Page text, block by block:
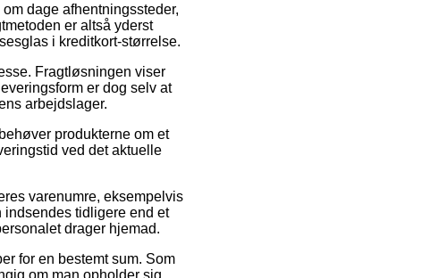
dage afhentningssteder,
er altså yderst
i kreditkort-størrelse.
Fragtløsningen viser
er dog selv at
arbejdslager.
produkterne om et
ved det aktuelle
varenumre, eksempelvis
tidligere end et
drager hjemad.
for en bestemt sum. Som
om man opholder sig